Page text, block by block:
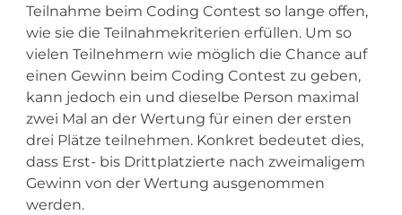
Teilnahme beim Coding Contest so lange offen,
wie sie die Teilnahmekriterien erfüllen. Um so
vielen Teilnehmern wie möglich die Chance auf
einen Gewinn beim Coding Contest zu geben,
kann jedoch ein und dieselbe Person maximal
zwei Mal an der Wertung für einen der ersten
drei Plätze teilnehmen. Konkret bedeutet dies,
dass Erst- bis Drittplatzierte nach zweimaligem
Gewinn von der Wertung ausgenommen
werden.